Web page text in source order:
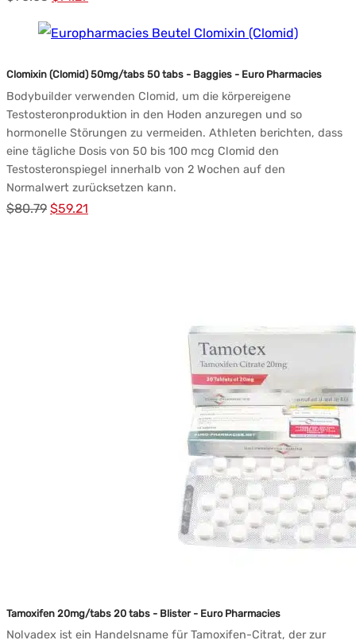
war:
$90.03.
$71.27.
Clomixin (Clomid) 50mg/tabs 50 tabs - Baggies - Euro Pharmacies
Bodybuilder verwenden Clomid, um die körpereigene
Testosteronproduktion in den Hoden anzuregen und so
hormonelle Störungen zu vermeiden. Athleten berichten, dass
eine tägliche Dosis von 50 bis 100 mcg Clomid den
Testosteronspiegel innerhalb von 2 Wochen auf den
Normalwert zurücksetzen kann.
$80.79 Ursprünglicher
$59.21
Tamoxifen 20mg/tabs 20 tabs - Blister - Euro Pharmacies
Nolvadex ist ein Handelsname für Tamoxifen-Citrat, der zur